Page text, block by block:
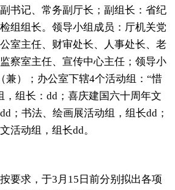
书记、常务副厅长；副组长：省纪
组组长。领导小组成员：厅机关党
室主任、财审处长、人事处长、老
察室主任、宣传中心主任；领导小
兼）；办公室下辖4个活动组：“惜
，组长：dd；喜庆建国六十周年文
；书法、绘画展活动组，组长dd；
活动组，组长dd。
按要求，于3月15日前分别拟出各项